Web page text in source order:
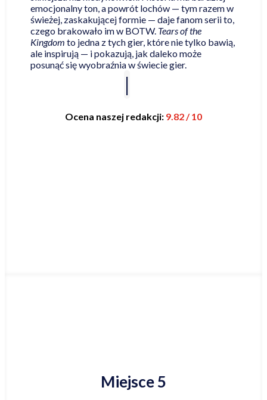
emocjonalny ton, a powrót lochów — tym razem w
świeżej, zaskakującej formie — daje fanom serii to,
czego brakowało im w BOTW. Tears of the
Kingdom to jedna z tych gier, które nie tylko bawią,
ale inspirują — i pokazują, jak daleko może
posunąć się wyobraźnia w świecie gier.
Ocena naszej redakcji: 9.82 / 10
Miejsce 5